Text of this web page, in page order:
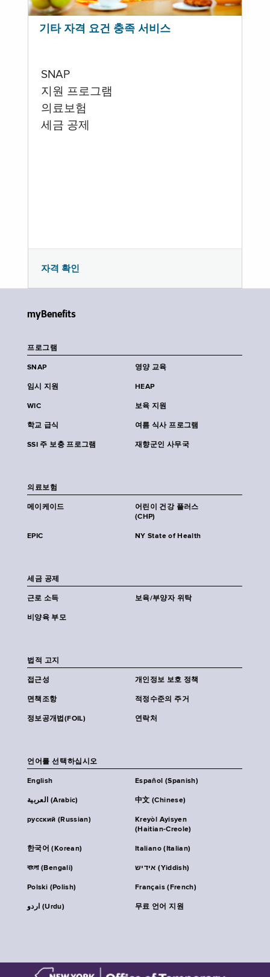
기타 자격 요건 충족 서비스
SNAP
지원 프로그램
의료보험
세금 공제
자격 확인
myBenefits
프로그램
SNAP 영양 교육
임시 지원 HEAP
WIC 보육 지원
학교 급식 여름 식사 프로그램
SSI 주 보충 프로그램 재향군인 사무국
의료보험
메이케이드
어린이 건강 플러스
(CHP)
EPIC NY State of Health
세금 공제
근로 소득 보육/부양자 위탁
비양육 부모
법적 고지
접근성 개인정보 보호 정책
면책조항 적정수준의 주거
정보공개법(FOIL) 연락처
언어를 선택하십시오
English Español (Spanish)
العربية (Arabic) 中文 (Chinese)
русский (Russian)
Kreyòl Ayisyen
(Haitian-Creole)
한국어 (Korean) Italiano (Italian)
বাংলা (Bengali) אידיש (Yiddish)
Polski (Polish) Français (French)
اردو (Urdu) 무료 언어 지원